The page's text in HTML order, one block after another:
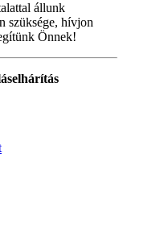
állunk
szüksége, hívjon
Önnek!